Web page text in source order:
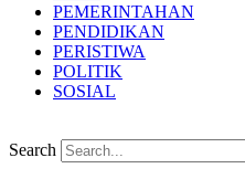
PEMERINTAHAN
PENDIDIKAN
PERISTIWA
POLITIK
SOSIAL
Search